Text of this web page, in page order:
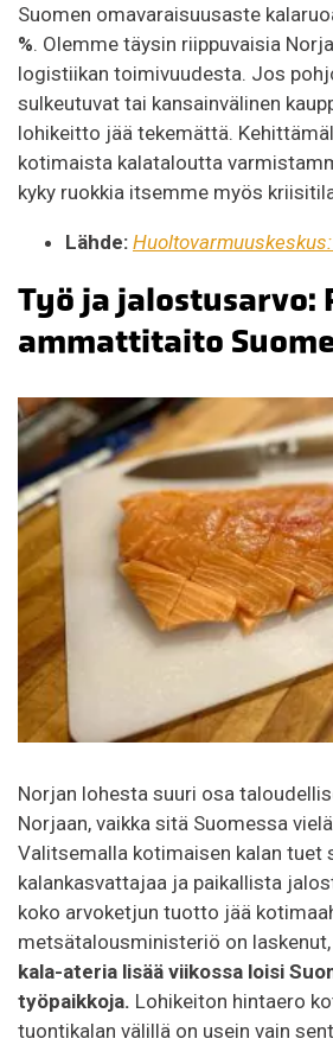
Suomen omavaraisuusaste
%. Olemme täysin riippuvaisia
logistiikan toimivuudesta. Jos
sulkeutuvat tai kansainvälinen
lohikeitto jää tekemättä.
kotimaista kalataloutta
kyky ruokkia itsemme myös
Lähde:
Työ ja jalostusarvo:
ammattitaito
Norjan lohesta suuri osa
Norjaan, vaikka sitä Suomessa
Valitsemalla kotimaisen kalan tuet
kalankasvattajaa ja paikallista
koko arvoketjun tuotto jää
metsätalousministeriö on laskenut,
kala-ateria lisää viikossa loisi
työpaikkoja. Lohikeiton hintaero
tuontikalan välillä on usein vain